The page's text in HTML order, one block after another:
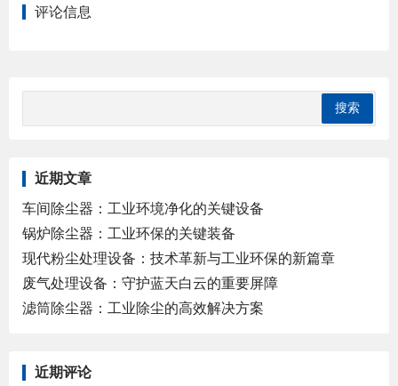
评论信息
近期文章
车间除尘器：工业环境净化的关键设备
锅炉除尘器：工业环保的关键装备
现代粉尘处理设备：技术革新与工业环保的新篇章
废气处理设备：守护蓝天白云的重要屏障
滤筒除尘器：工业除尘的高效解决方案
近期评论